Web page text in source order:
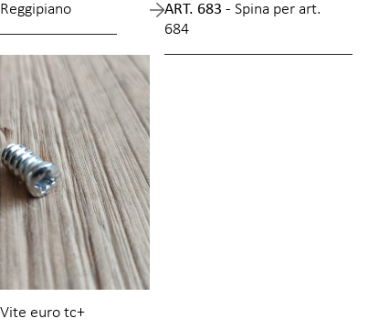
Reggipiano ART. 683 - Spina per art.
684
Vite euro tc+